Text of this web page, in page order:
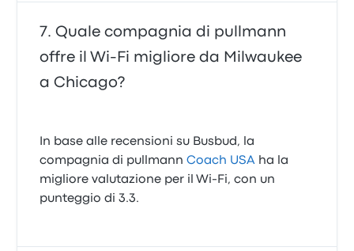
Quale compagnia di pullmann
offre il Wi‑Fi migliore da Milwaukee
a Chicago?
In base alle recensioni su Busbud, la
compagnia di pullmannCoach USA ha la
migliore valutazione per il Wi-Fi, con un
punteggio di 3.3.